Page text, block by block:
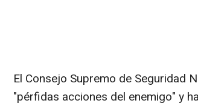
El Consejo Supremo de Seguridad
"pérfidas acciones del enemigo" y